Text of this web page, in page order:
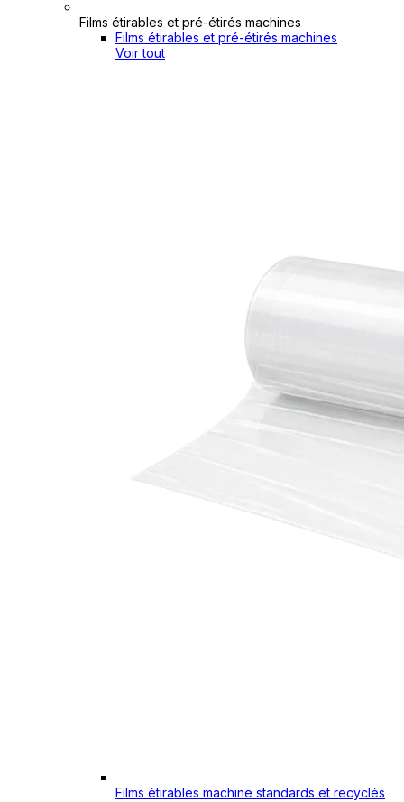
Films étirables et pré-étirés machines
Films étirables et pré-étirés machines
Voir tout
Films étirables machine standards et recyclés